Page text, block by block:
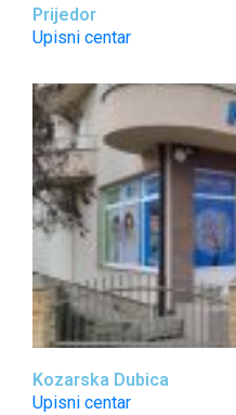
Prijedor
Upisni centar
Kozarska Dubica
Upisni centar